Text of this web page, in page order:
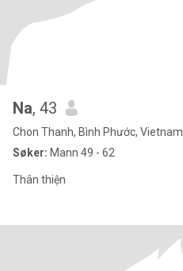
Na, 43
Chon Thanh, Bình Phước, Vietnam
Søker: Mann 49 - 62
Thân thiện